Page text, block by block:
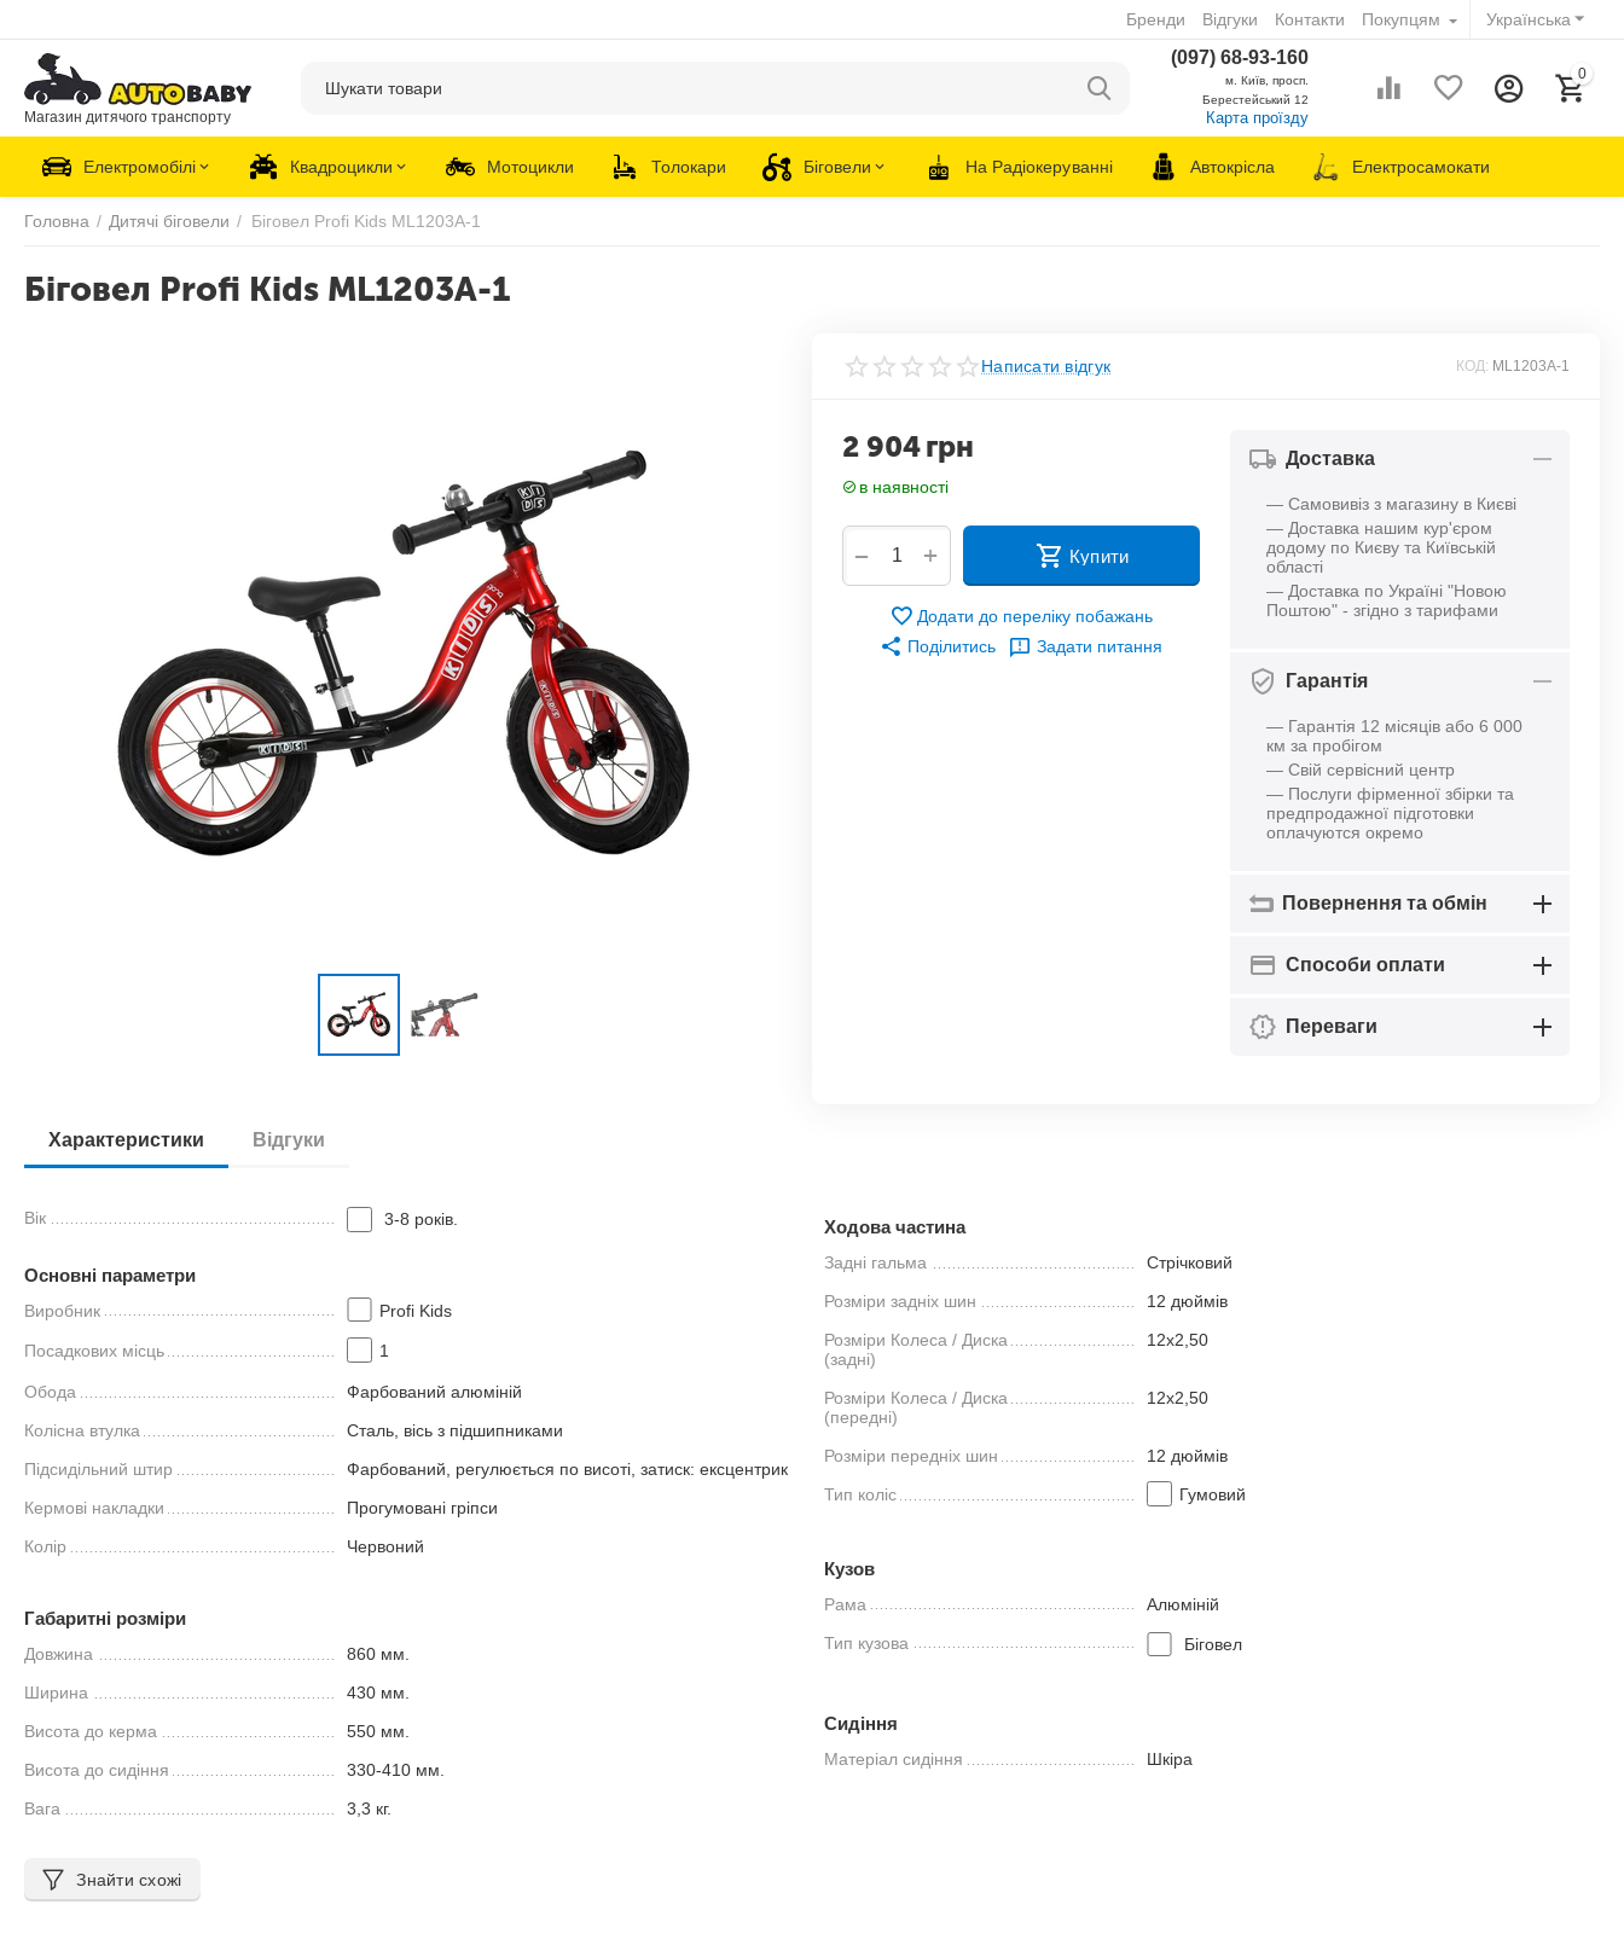
Українська
Бренди Відгуки Контакти Покупцям
Магазин дитячого транспорту
(097) 68-93-160
м. Київ, просп.
Берестейський 12
Карта проїзду
0
Електромобілі Квадроцикли Мотоцикли Толокари Біговели На Радіокеруванні Автокрісла Електросамокати
Головна / Дитячі біговели / Біговел Profi Kids ML1203A-1
Біговел Profi Kids ML1203A-1
Написати відгук КОД: ML1203A-1
2 904грн
в наявності
+
− Купити
Додати до переліку побажань
Поділитись
Задати питання
Доставка
— Самовивіз з магазину в Києві
— Доставка нашим кур'єром
додому по Києву та Київській
області
— Доставка по Україні "Новою
Поштою" - згідно з тарифами
Гарантія
— Гарантія 12 місяців або 6 000
км за пробігом
— Свій сервісний центр
— Послуги фірменної збірки та
предпродажної підготовки
оплачуются окремо
Повернення та обмін
Способи оплати
Переваги
Характеристики Відгуки
Вік 3-8 років.
Основні параметри
Виробник Profi Kids
Посадкових місць 1
Обода
Фарбований алюміній
Колісна втулка
Сталь, вісь з підшипниками
Підсидільний штир
Фарбований, регулюється по висоті, затиск: ексцентрик
Кермові накладки
Прогумовані гріпси
Колір
Червоний
Габаритні розміри
Довжина
860 мм.
Ширина
430 мм.
Висота до керма
550 мм.
Висота до сидіння
330-410 мм.
Вага
3,3 кг.
Ходова частина
Задні гальма
Стрічковий
Розміри задніх шин
12 дюймів
Розміри Колеса / Диска
(задні)
12х2,50
Розміри Колеса / Диска
(передні)
12х2,50
Розміри передніх шин
12 дюймів
Тип коліс
Гумовий
Кузов
Рама
Алюміній
Тип кузова
Біговел
Сидіння
Матеріал сидіння Шкіра
Знайти схожі